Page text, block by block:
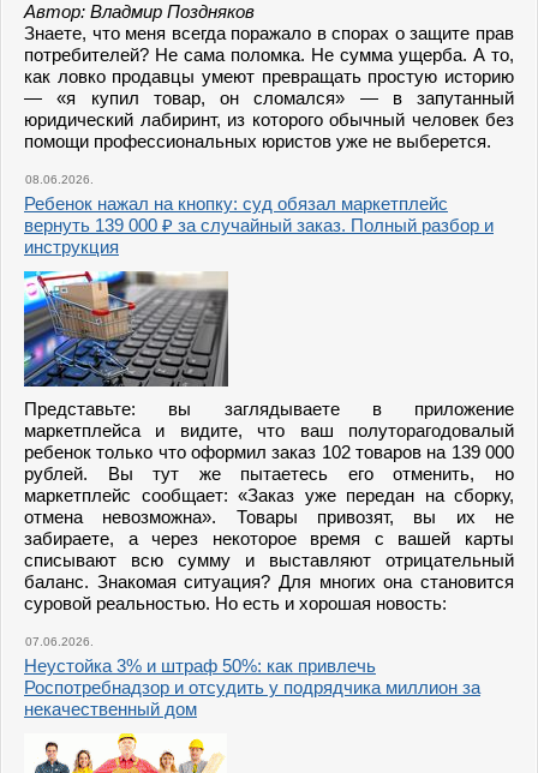
Автор: Владмир Поздняков
Знаете, что меня всегда поражало в спорах о защите прав
потребителей? Не сама поломка. Не сумма ущерба. А то,
как ловко продавцы умеют превращать простую историю
— «я купил товар, он сломался» — в запутанный
юридический лабиринт, из которого обычный человек без
помощи профессиональных юристов уже не выберется.
08.06.2026.
Ребенок нажал на кнопку: суд обязал маркетплейс
вернуть 139 000 ₽ за случайный заказ. Полный разбор и
инструкция
Представьте: вы заглядываете в приложение
маркетплейса и видите, что ваш полуторагодовалый
ребенок только что оформил заказ 102 товаров на 139 000
рублей. Вы тут же пытаетесь его отменить, но
маркетплейс сообщает: «Заказ уже передан на сборку,
отмена невозможна». Товары привозят, вы их не
забираете, а через некоторое время с вашей карты
списывают всю сумму и выставляют отрицательный
баланс. Знакомая ситуация? Для многих она становится
суровой реальностью. Но есть и хорошая новость:
07.06.2026.
Неустойка 3% и штраф 50%: как привлечь
Роспотребнадзор и отсудить у подрядчика миллион за
некачественный дом